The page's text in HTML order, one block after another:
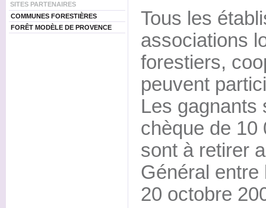
SITES PARTENAIRES
COMMUNES FORESTIÈRES
FORÊT MODÈLE DE PROVENCE
Tous les
associations
forestiers,
peuvent
Les gagnants
chèque de 10
sont à retirer
Général entre
20 octobre